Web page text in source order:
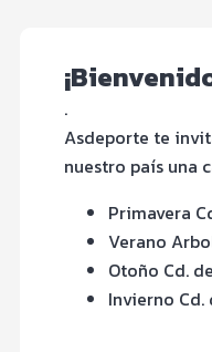
.
Asdeporte te
nuestro país una
Primavera
Verano
Otoño Cd.
Invierno Cd.